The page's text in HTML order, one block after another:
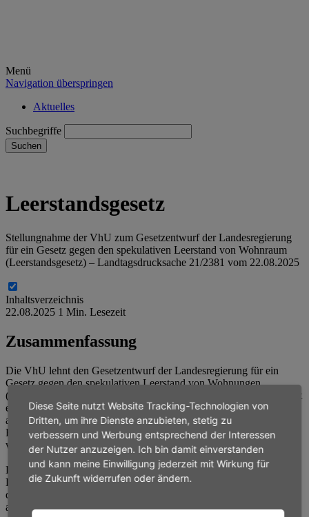
Menü
Navigation überspringen
Aktuelles
Suchbegriffe
Suchen
Leerstandsgesetz
Stellungnahme der VhU zum Gesetzentwurf der Landesregierung
für ein Gesetz gegen den spekulativen Leerstand von Wohnraum
(Leerstandsgesetz) – Landtagsdrucksache 21/2381 vom 22.08.2025
Inhaltsverzeichnis
22.08.2025 1 Min. Lesezeit
Zusammenfassung
Die VhU lehnt den Gesetzentwurf der Landesregierung für ein
Gesetz gegen den spekulativen Leerstand von Wohnungen
(„Leerstandsgesetz“) ab. Spekulativer Leerstand von Wohnungen ist
eine absolute Randerscheinung auf dem Wohnungsmarkt. Diese
absolute Ausnahme auf dem Wohnungsmarkt bedarf keiner
Regulierung. Im Gegenteil: der Wohnungsmarkt braucht dringend
weniger Regulierung.
Da die Zahlen vom Zensus 2022 keinen Hinweis auf spekulativen
Leerstand in Hessen in signifikantem Umfang geben, hält die VhU
das Leerstandsgesetz weiterhin nicht für erforderlich – zumal es
auch nicht zur Schwerpunktsetzung der CDU-SPD-Koalition rund
Diese Seite nutzt Website Tracking-Technologien von
Dritten, um ihre Dienste anzubieten, stetig zu
verbessern und Werbung entsprechend der Interessen
der Nutzer anzuzeigen. Ich bin damit einverstanden
und kann meine Einwilligung jederzeit mit Wirkung für
die Zukunft widerrufen oder ändern.